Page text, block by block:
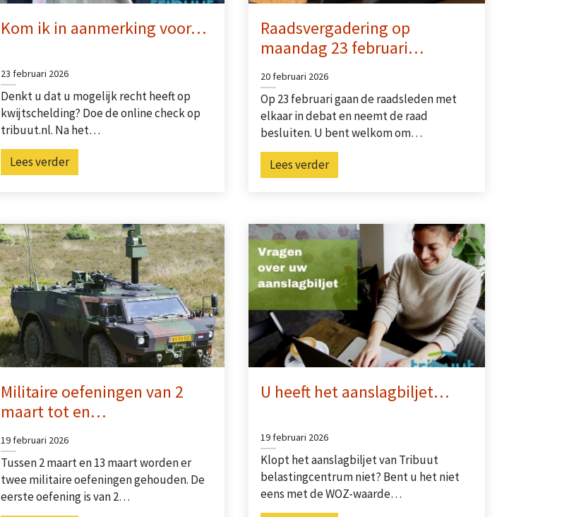
Kom ik in aanmerking voor…
23 februari 2026
Denkt u dat u mogelijk recht heeft op
kwijtschelding? Doe de online check op
tribuut.nl. Na het…
Lees verder
Raadsvergadering op
maandag 23 februari…
20 februari 2026
Op 23 februari gaan de raadsleden met
elkaar in debat en neemt de raad
besluiten. U bent welkom om…
Lees verder
Militaire oefeningen van 2
maart tot en…
19 februari 2026
Tussen 2 maart en 13 maart worden er
twee militaire oefeningen gehouden. De
eerste oefening is van 2…
U heeft het aanslagbiljet…
19 februari 2026
Klopt het aanslagbiljet van Tribuut
belastingcentrum niet? Bent u het niet
eens met de WOZ-waarde…